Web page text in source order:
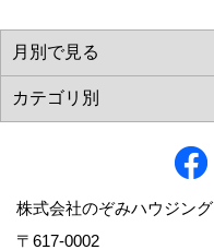
株式会社のぞみハウジング
〒617-0002